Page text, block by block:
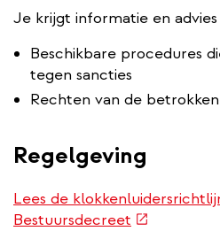
Je krijgt informatie en
Beschikbare procedures
tegen sancties
Rechten van de
Regelgeving
Lees de
Bestuursdecreet (externe